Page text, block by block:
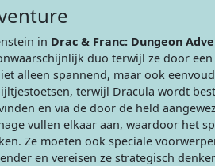
in Drac & Franc: Dungeon
duo terwijl ze door
alleen spannend, maar ook
terwijl Dracula wordt
en via de door de held
vullen elkaar aan, waardoor het
Ze moeten ook speciale
en vereisen ze strategisch